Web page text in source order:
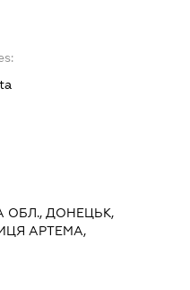
ОБЛ., ДОНЕЦЬК,
АРТЕМА,